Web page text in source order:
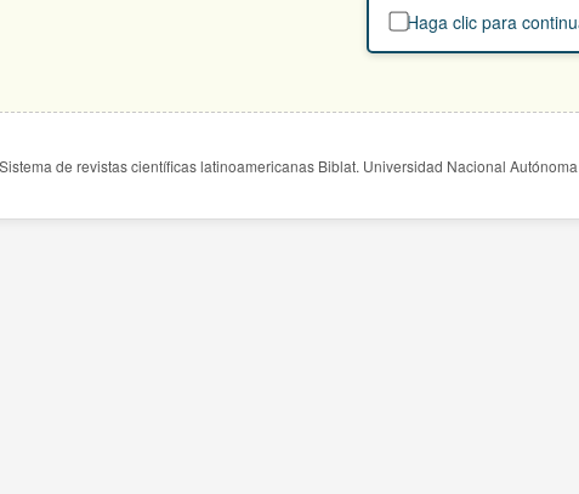
Haga clic para
Sistema de revistas científicas latinoamericanas Biblat. Universidad Nacional